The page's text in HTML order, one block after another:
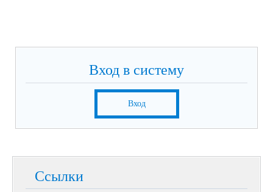
Вход в систему
Вход
Ссылки